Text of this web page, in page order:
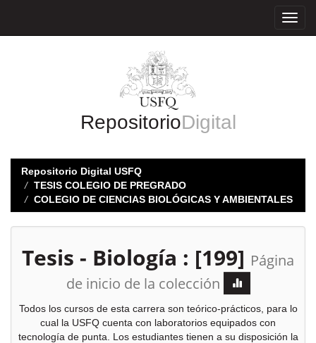
RepositorioDigital
Repositorio Digital USFQ
TESIS COLEGIO DE PREGRADO
COLEGIO DE CIENCIAS BIOLÓGICAS Y AMBIENTALES
Tesis - Biología : [199] Página
de inicio de la colección
Todos los cursos de esta carrera son teórico-prácticos, para lo
cual la USFQ cuenta con laboratorios equipados con
tecnología de punta. Los estudiantes tienen a su disposición la